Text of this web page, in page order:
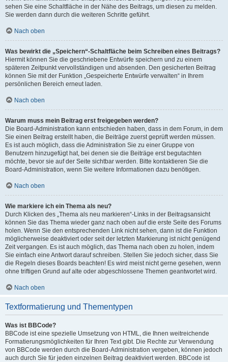
sehen Sie eine Schaltfläche in der Nähe des Beitrags, um diesen zu melden.
Sie werden dann durch die weiteren Schritte geführt.
Nach oben
Was bewirkt die „Speichern“-Schaltfläche beim Schreiben eines Beitrags?
Hiermit können Sie die geschriebene Entwürfe speichern und zu einem
späteren Zeitpunkt vervollständigen und absenden. Den gesicherten Beitrag
können Sie mit der Funktion „Gespeicherte Entwürfe verwalten“ in Ihrem
persönlichen Bereich erneut laden.
Nach oben
Warum muss mein Beitrag erst freigegeben werden?
Die Board-Administration kann entschieden haben, dass in dem Forum, in dem
Sie einen Beitrag erstellt haben, die Beiträge zuerst geprüft werden müssen.
Es ist auch möglich, dass die Administration Sie zu einer Gruppe von
Benutzern hinzugefügt hat, bei denen sie die Beiträge erst begutachten
möchte, bevor sie auf der Seite sichtbar werden. Bitte kontaktieren Sie die
Board-Administration, wenn Sie weitere Informationen dazu benötigen.
Nach oben
Wie markiere ich ein Thema als neu?
Durch Klicken des „Thema als neu markieren“-Links in der Beitragsansicht
können Sie das Thema wieder ganz nach oben auf die erste Seite des Forums
holen. Wenn Sie den entsprechenden Link nicht sehen, dann ist die Funktion
möglicherweise deaktiviert oder seit der letzten Markierung ist nicht genügend
Zeit vergangen. Es ist auch möglich, das Thema nach oben zu holen, indem
Sie einfach eine Antwort darauf schreiben. Stellen Sie jedoch sicher, dass Sie
die Regeln dieses Boards beachten! Es wird meist nicht gerne gesehen, wenn
ohne triftigen Grund auf alte oder abgeschlossene Themen geantwortet wird.
Nach oben
Textformatierung und Thementypen
Was ist BBCode?
BBCode ist eine spezielle Umsetzung von HTML, die Ihnen weitreichende
Formatierungsmöglichkeiten für Ihren Text gibt. Die Rechte zur Verwendung
von BBCode werden durch die Board-Administration vergeben, können jedoch
auch durch Sie für jeden einzelnen Beitrag deaktiviert werden. BBCode ist